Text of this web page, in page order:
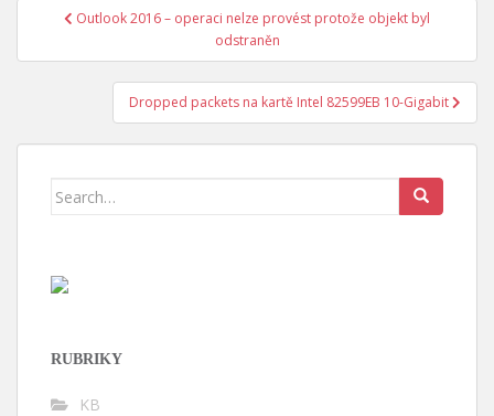
Navigace pro příspěvek
Outlook 2016 – operaci nelze provést protože objekt byl
odstraněn
Dropped packets na kartě Intel 82599EB 10-Gigabit
Search for:
RUBRIKY
KB